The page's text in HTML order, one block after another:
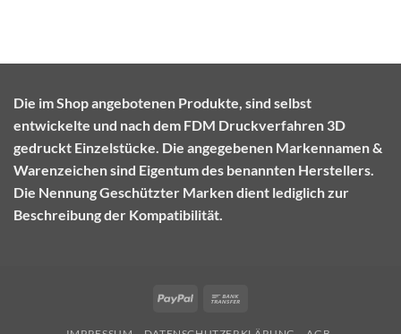
Die im Shop angebotenen Produkte, sind selbst
entwickelte und nach dem FDM Druckverfahren 3D
gedruckt Einzelstücke. Die angegebenen Markennamen &
Warenzeichen sind Eigentum des benannten Herstellers.
Die Nennung Geschützter Marken dient lediglich zur
Beschreibung der Kompatibilität.
PayPal